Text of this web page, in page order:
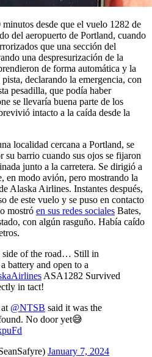
desde que el vuelo 1282 de
del aeropuerto de Portland, cuando
que una sección del
una despresurización de la
de forma automática y la
declarando la emergencia, con
pesadilla, que podía haber
se llevaría buena parte de los
intacto a la caída desde la
localidad cercana a Portland, se
su barrio cuando sus ojos se fijaron
junto a la carretera. Se dirigió a
en modo avión, pero mostrando la
Alaska Airlines. Instantes después,
de este vuelo y se puso en contacto
mostró en sus redes sociales Bates,
con algún rasguño. Había caído
side of the road… Still in
battery and open to a
ASA1282 Survived
in tact!
@NTSB said it was the
No door yet😅
January 7, 2024